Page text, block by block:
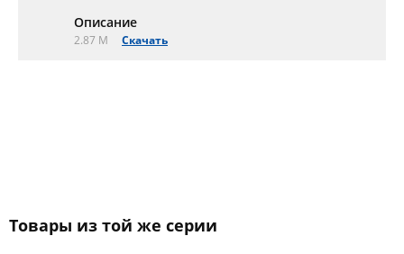
Описание
2.87 M Скачать
Товары из той же серии